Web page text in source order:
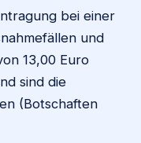
bei einer
und
13,00 Euro
sind die
(Botschaften